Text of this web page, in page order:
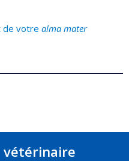
de votre alma mater
vétérinaire